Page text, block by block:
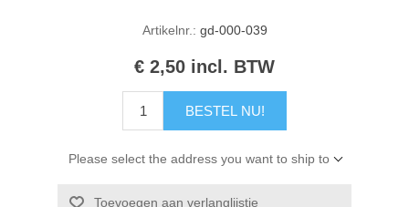
Artikelnr.: gd-000-039
€ 2,50 incl. BTW
BESTEL NU!
Please select the address you want to ship to
Toevoegen aan verlanglijstje